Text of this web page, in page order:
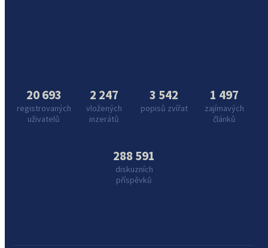
20 693
registrovaných
uživatelů
2 247
vložených
inzerátů
3 542
popisů zvířat
1 497
zajímavých
článků
288 591
diskuzních
příspěvků